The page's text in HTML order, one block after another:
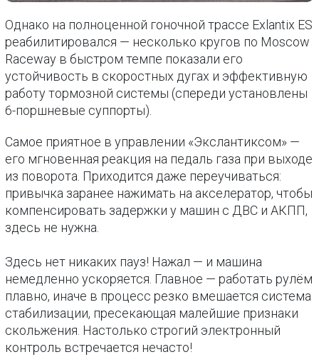
Однако на полноценной гоночной трассе Exlantix ES
реабилитировался — несколько кругов по Moscow
Raceway в быстром темпе показали его
устойчивость в скоростных дугах и эффективную
работу тормозной системы (спереди установлены
6-поршневые суппорты).
Самое приятное в управлении «Экслантиксом» —
его мгновенная реакция на педаль газа при выходе
из поворота. Приходится даже переучиваться:
привычка заранее нажимать на акселератор, чтобы
компенсировать задержки у машин с ДВС и АКПП,
здесь не нужна.
Здесь нет никаких пауз! Нажал — и машина
немедленно ускоряется. Главное — работать рулём
плавно, иначе в процесс резко вмешается система
стабилизации, пресекающая малейшие признаки
скольжения. Настолько строгий электронный
контроль встречается нечасто!